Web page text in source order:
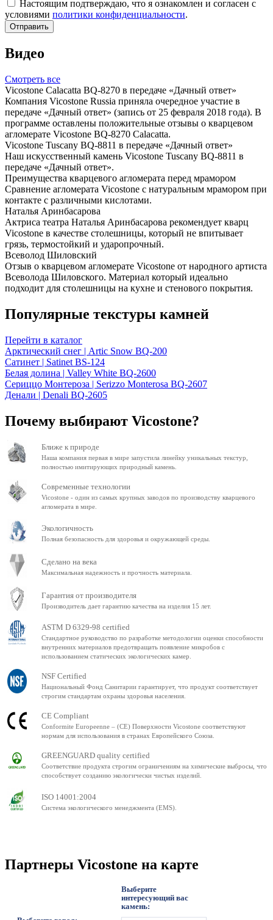
Настоящим подтверждаю, что я ознакомлен и согласен с
условиями политики конфиденциальности.
Отправить
Видео
Смотреть все
Vicostone Calacatta BQ-8270 в передаче «Дачный ответ»
Компания Vicostone Russia приняла очередное участие в
передаче «Дачный ответ» (запись от 25 февраля 2018 года). В
программе оставлены положительные отзывы о кварцевом
агломерате Vicostone BQ-8270 Calacatta.
Vicostone Tuscany BQ-8811 в передаче «Дачный ответ»
Наш искусственный камень Vicostone Tuscany BQ-8811 в
передаче «Дачный ответ».
Преимущества кварцевого агломерата перед мрамором
Сравнение агломерата Vicostone с натуральным мрамором при
контакте с различными кислотами.
Наталья Аринбасарова
Актриса театра Наталья Аринбасарова рекомендует кварц
Vicostone в качестве столешницы, который не впитывает
грязь, термостойкий и ударопрочный.
Всеволод Шиловский
Отзыв о кварцевом агломерате Vicostone от народного артиста
Всеволода Шиловского. Материал который идеально
подходит для столешницы на кухне и стенового покрытия.
Популярные текстуры камней
Перейти в каталог
Арктический снег | Artic Snow BQ-200
Сатинет | Satinet BS-124
Белая долина | Valley White BQ-2600
Сериццо Монтероза | Serizzo Monterosa BQ-2607
Денали | Denali BQ-2605
Почему выбирают Vicostone?
Ближе к природе
Наша компания первая в мире запустила линейку уникальных текстур,
полностью имитирующих природный камень.
Современные технологии
Vicostone - один из самых крупных заводов по производству кварцевого
агломерата в мире.
Экологичность
Полная безопасность для здоровья и окружающей среды.
Сделано на века
Максимальная надежность и прочность материала.
Гарантия от производителя
Производитель дает гарантию качества на изделия 15 лет.
ASTM D 6329-98 certified
Стандартное руководство по разработке методологии оценки способности
внутренних материалов предотвращать появление микробов с
использованием статических экологических камер.
NSF Certified
Национальный Фонд Санитарии гарантирует, что продукт соответствует
строгим стандартам охраны здоровья населения.
CE Compliant
Conformite Europeenne – (CE) Поверхности Vicostone соответствуют
нормам для использования в странах Европейского Союза.
GREENGUARD quality certified
Соответствие продукта строгим ограничениям на химические выбросы, что
способствует созданию экологически чистых изделий.
ISO 14001:2004
Система экологического менеджмента (EMS).
Партнеры Vicostone на карте
Выберите
интересующий вас
камень: